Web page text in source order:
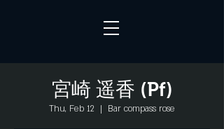
宮崎 遥香 (Pf)
Thu, Feb 12
  |
Bar compass rose